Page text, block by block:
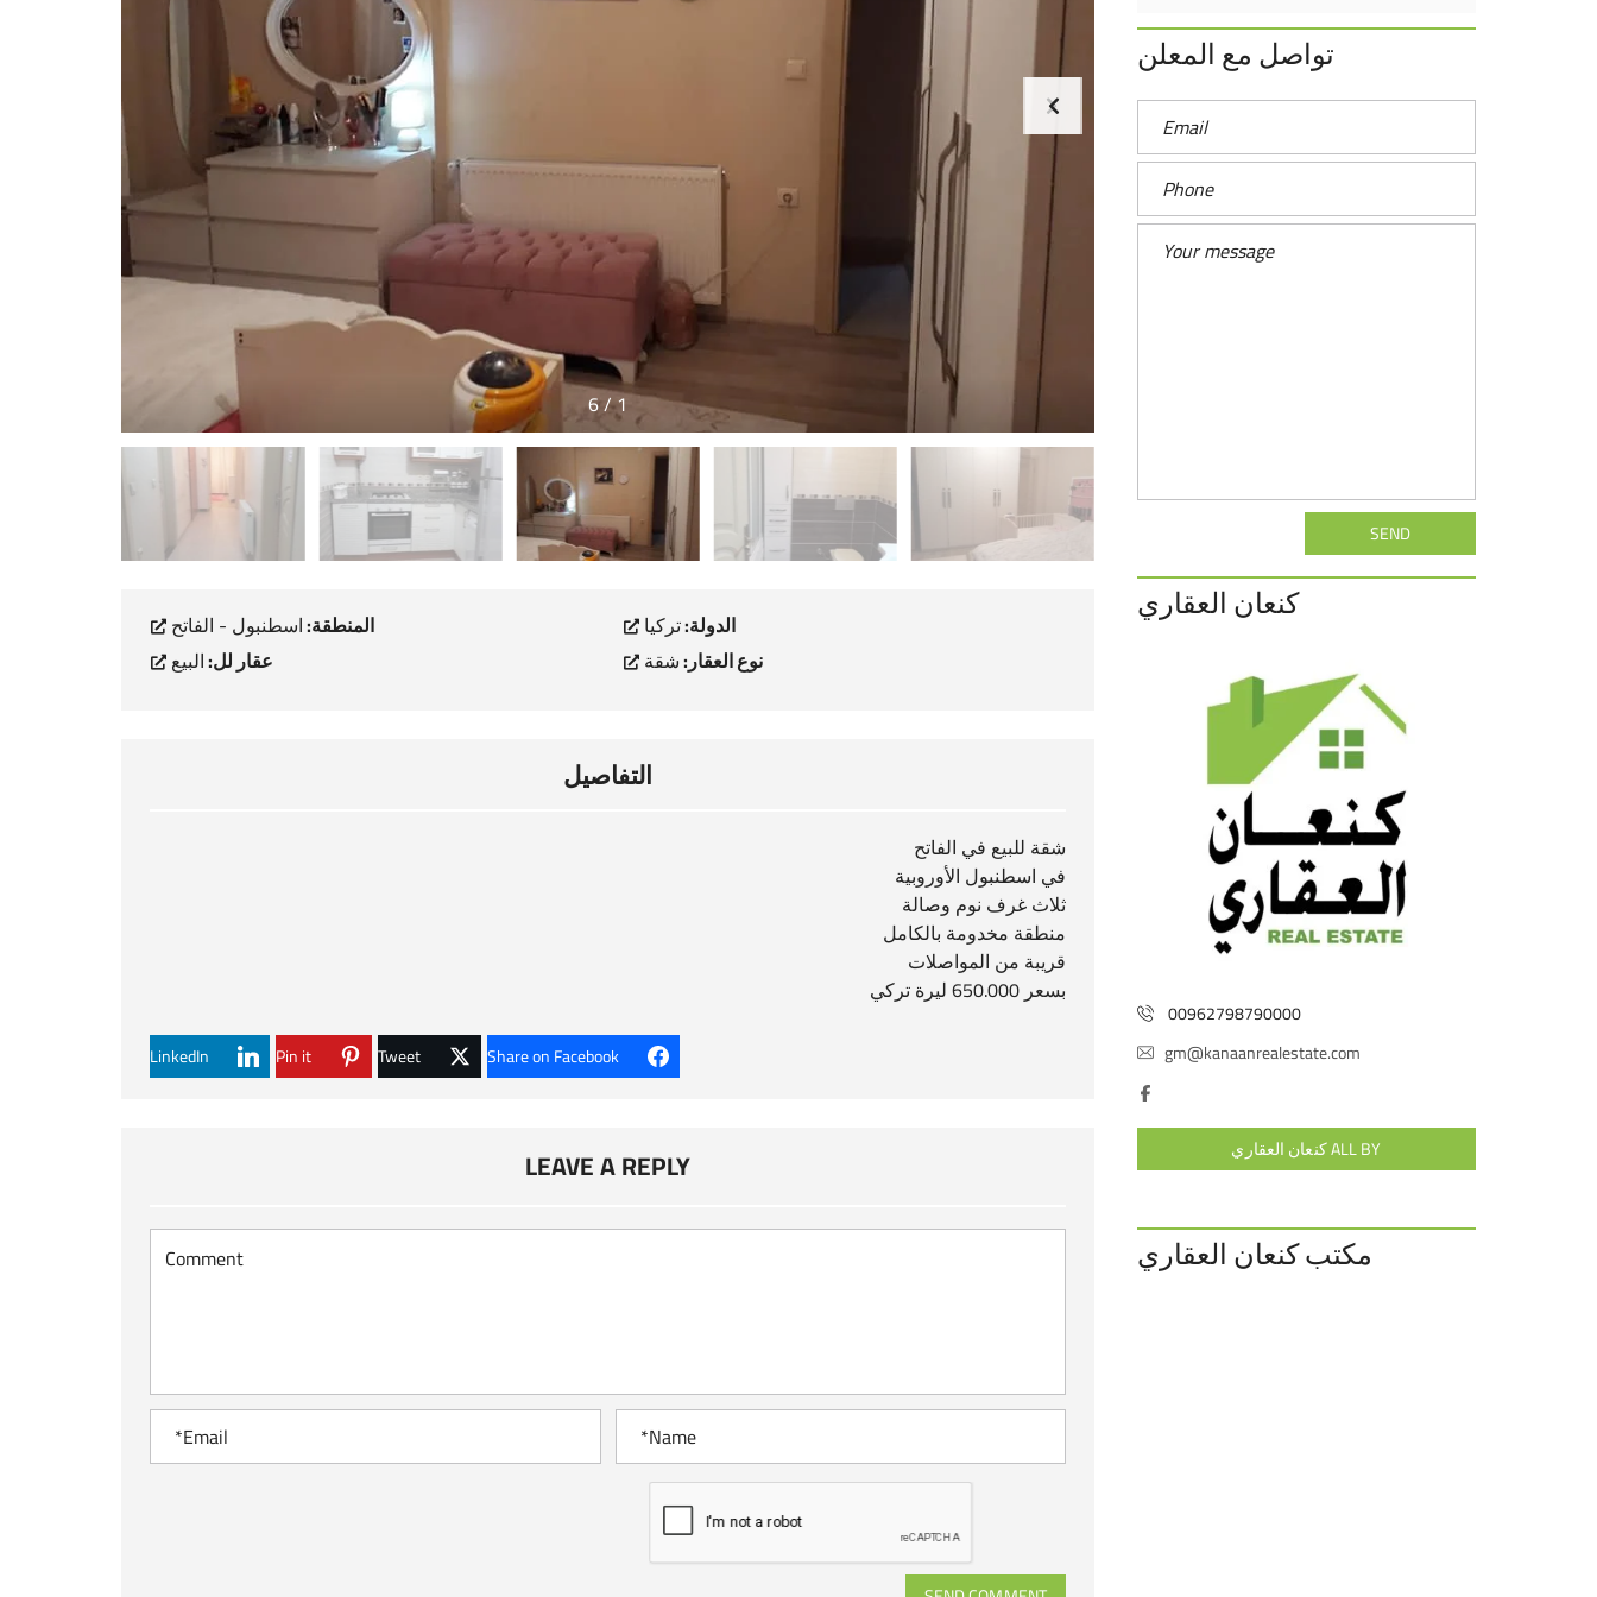
1
/
6
الدولة:تركيا المنطقة:اسطنبول - الفاتح
نوع العقار:شقة عقار لل:البيع
التفاصيل
شقة للبيع في الفاتح
في اسطنبول الأوروبية
ثلاث غرف نوم وصالة
منطقة مخدومة بالكامل
قريبة من المواصلات
بسعر 650.000 ليرة تركي
Share on Facebook
Tweet
Pin it
LinkedIn
LEAVE A REPLY
تواصل مع المعلن
SEND
كنعان العقاري
00962798790000
gm@kanaanrealestate.com
ALL BY كنعان العقاري
مكتب كنعان العقاري